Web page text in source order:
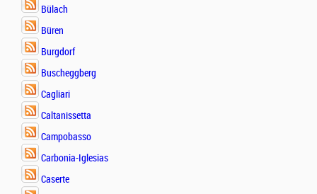
Bülach
Büren
Burgdorf
Buscheggberg
Cagliari
Caltanissetta
Campobasso
Carbonia-Iglesias
Caserte